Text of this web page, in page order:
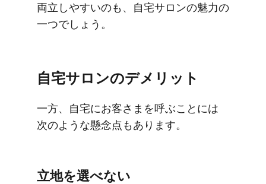
両立しやすいのも、​自宅サロンの​​魅力の​​
一つでしょう。
自宅サロンの​​デメリット
一方、​​自宅に​​お客さまを​​呼ぶことには​​
次のような​​懸念点も​​あります。
立地を​​選べない